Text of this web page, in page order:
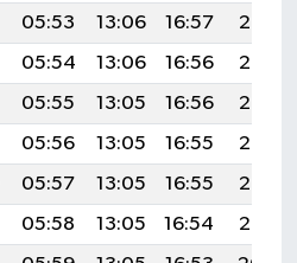
05:53 13:06 16:57
20:08
05:54 13:06 16:56
20:07
05:55 13:05 16:56
20:06
05:56 13:05 16:55
20:05
05:57 13:05 16:55
20:03
05:58 13:05 16:54
20:02